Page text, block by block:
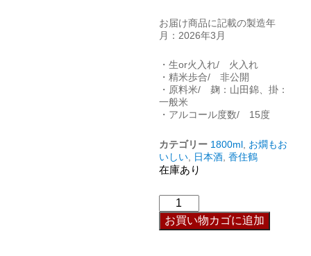
お届け商品に記載の製造年
月：2026年3月
・生or火入れ/ 火入れ
・精米歩合/ 非公開
・原料米/ 麹：山田錦、掛：
一般米
・アルコール度数/ 15度
カテゴリー 1800ml, お燗もお
いしい, 日本酒, 香住鶴
在庫あり
お買い物カゴに追加